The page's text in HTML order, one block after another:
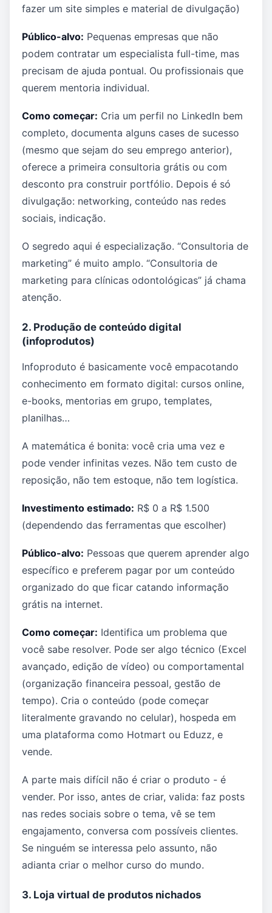
fazer um site simples e material de divulgação)
Público-alvo: Pequenas empresas que não
podem contratar um especialista full-time, mas
precisam de ajuda pontual. Ou profissionais que
querem mentoria individual.
Como começar: Cria um perfil no LinkedIn bem
completo, documenta alguns cases de sucesso
(mesmo que sejam do seu emprego anterior),
oferece a primeira consultoria grátis ou com
desconto pra construir portfólio. Depois é só
divulgação: networking, conteúdo nas redes
sociais, indicação.
O segredo aqui é especialização. “Consultoria de
marketing” é muito amplo. “Consultoria de
marketing para clínicas odontológicas” já chama
atenção.
2. Produção de conteúdo digital
(infoprodutos)
Infoproduto é basicamente você empacotando
conhecimento em formato digital: cursos online,
e-books, mentorias em grupo, templates,
planilhas…
A matemática é bonita: você cria uma vez e
pode vender infinitas vezes. Não tem custo de
reposição, não tem estoque, não tem logística.
Investimento estimado: R$ 0 a R$ 1.500
(dependendo das ferramentas que escolher)
Público-alvo: Pessoas que querem aprender algo
específico e preferem pagar por um conteúdo
organizado do que ficar catando informação
grátis na internet.
Como começar: Identifica um problema que
você sabe resolver. Pode ser algo técnico (Excel
avançado, edição de vídeo) ou comportamental
(organização financeira pessoal, gestão de
tempo). Cria o conteúdo (pode começar
literalmente gravando no celular), hospeda em
uma plataforma como Hotmart ou Eduzz, e
vende.
A parte mais difícil não é criar o produto - é
vender. Por isso, antes de criar, valida: faz posts
nas redes sociais sobre o tema, vê se tem
engajamento, conversa com possíveis clientes.
Se ninguém se interessa pelo assunto, não
adianta criar o melhor curso do mundo.
3. Loja virtual de produtos nichados